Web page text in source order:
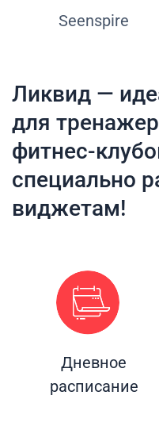
Seenspire
Ликвид —
для
фитнес-
специально
виджетам!
Дневное
расписание